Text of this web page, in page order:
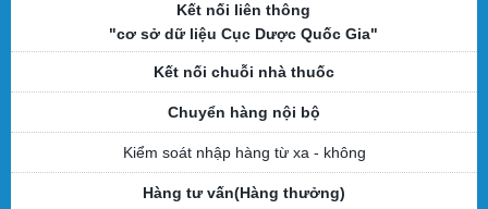
Kết nối liên thông
"cơ sở dữ liệu Cục Dược Quốc Gia"
Kết nối chuỗi nhà thuốc
Chuyển hàng nội bộ
Kiểm soát nhập hàng từ xa - không
Hàng tư vấn(Hàng thưởng)